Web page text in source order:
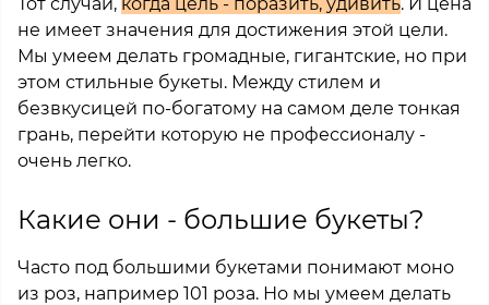
не имеет значения для достижения этой цели.
Мы умеем делать громадные, гигантские, но при
этом стильные букеты. Между стилем и
безвкусицей по-богатому на самом деле тонкая
грань, перейти которую не профессионалу -
очень легко.
Какие они - большие букеты?
Часто под большими букетами понимают моно
из роз, например 101 роза. Но мы умеем делать